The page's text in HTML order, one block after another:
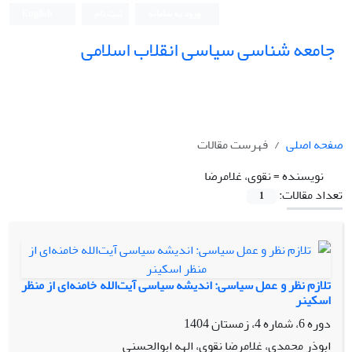
جامعه شناسی سیاسی انقلاب اسلامی
صفحه اصلی
فهرست مقالات
نویسنده =نقوی، غلامرضا
تعداد مقالات:
1
تلازم نظر و عمل سیاسی: اندیشه سیاسی آیت‌الله خامنه‌ای از منظر
اسکینر
دوره 6، شماره 4، زمستان 1404
ابوذر محمدی، غلامرضا نقوی، الهه ابوالحسنی